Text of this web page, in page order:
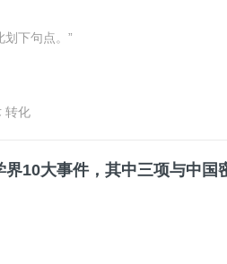
下句点。”
转化
界10大事件，其中三项与中国